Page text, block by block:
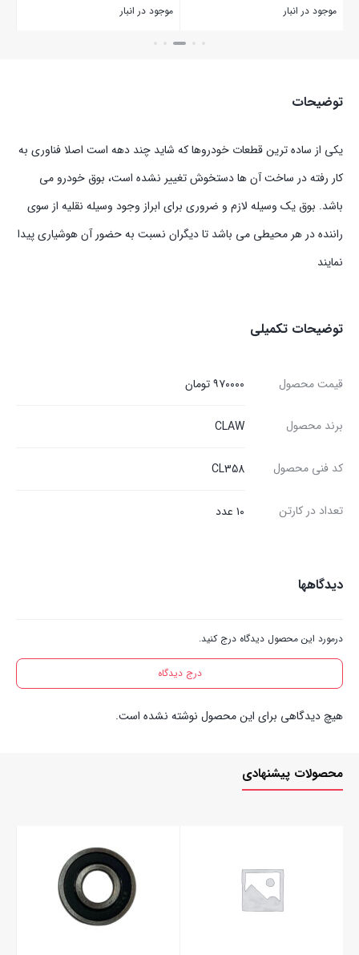
موجود در انبار موجود در انبار
بستن
توضیحات
یکی از ساده ترین قطعات خودروها که شاید چند دهه است اصلا فناوری به
کار رفته در ساخت آن ها دستخوش تغییر نشده است، بوق خودرو می
باشد. بوق یک وسیله لازم و ضروری برای ابراز وجود وسیله نقلیه از سوی
راننده در هر محیطی می باشد تا دیگران نسبت به حضور آن هوشیاری پیدا
نمایند
توضیحات تکمیلی
قیمت محصول ۹۷۰۰۰۰ تومان
برند محصول CLAW
کد فنی محصول CL358
تعداد در کارتن ۱۰ عدد
دیدگاهها
درمورد این محصول دیدگاه درج کنید.
درج دیدگاه
هیچ دیدگاهی برای این محصول نوشته نشده است.
محصولات پیشنهادی